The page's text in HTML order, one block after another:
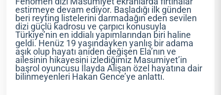
estirmeye devam ediyor. Başladığı ilk günden
beri reyting listelerini darmadağın eden sevilen
dizi güçlü kadrosu ve çarpıcı konusuyla
Türkiye’nin en iddialı yapımlarından biri haline
geldi. Henüz 19 yaşındayken yanlış bir adama
aşık olup hayatı aniden değişen Ela’nın ve
ailesinin hikayesini izlediğimiz Masumiyet’in
başrol oyuncusu İlayda Alişan özel hayatına dair
bilinmeyenleri Hakan Gence’ye anlattı.